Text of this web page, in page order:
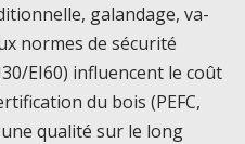
galandage, va-
normes de sécurité
EI60) influencent le coût
du bois (PEFC,
qualité sur le long